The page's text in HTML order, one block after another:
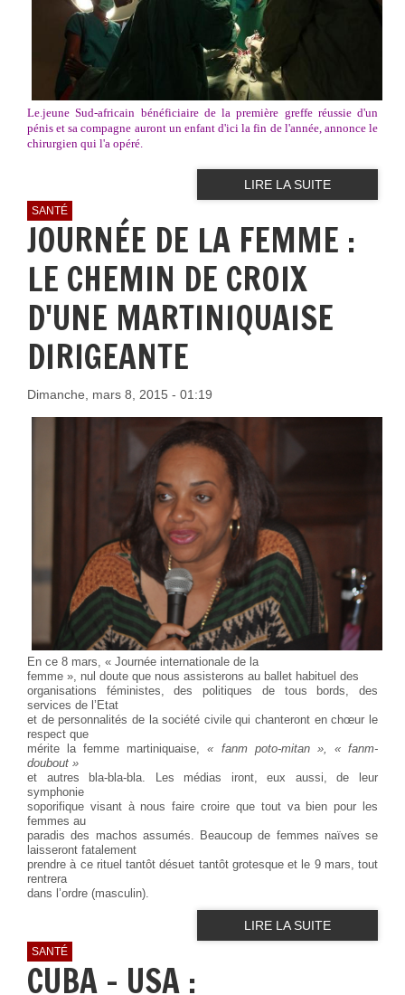
Le.jeune Sud-africain bénéficiaire de la première greffe réussie d'un
pénis et sa compagne auront un enfant d'ici la fin de l'année, annonce le
chirurgien qui l'a opéré.
LIRE LA SUITE
SANTÉ
JOURNÉE DE LA FEMME :
LE CHEMIN DE CROIX
D'UNE MARTINIQUAISE
DIRIGEANTE
Dimanche, mars 8, 2015 - 01:19
En ce 8 mars, « Journée internationale de la
femme », nul doute que nous assisterons au ballet habituel des
organisations féministes, des politiques de tous bords, des
services de l’Etat
et de personnalités de la société civile qui chanteront en chœur le
respect que
mérite la femme martiniquaise,« fanm poto-mitan »,
« fanm-
doubout »
et autres bla-bla-bla. Les médias iront, eux aussi, de leur
symphonie
soporifique visant à nous faire croire que tout va bien pour les
femmes au
paradis des machos assumés. Beaucoup de femmes naïves se
laisseront fatalement
prendre à ce rituel tantôt désuet tantôt grotesque et le 9 mars, tout
rentrera
dans l’ordre (masculin).
LIRE LA SUITE
SANTÉ
CUBA - USA :